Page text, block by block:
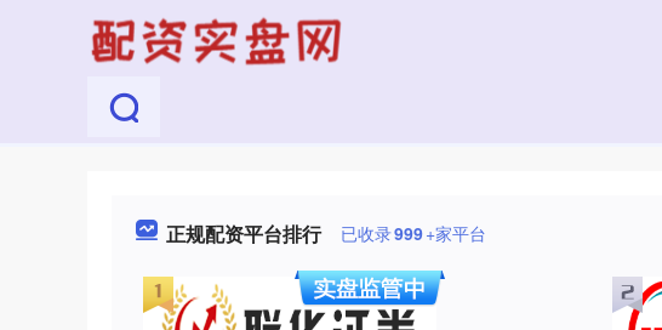
正规配资平台排行 已收录999+家平台